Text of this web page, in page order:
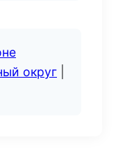
округ